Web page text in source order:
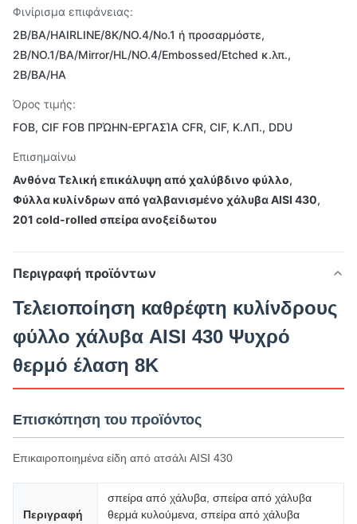
Φινίρισμα επιφάνειας:
2B/BA/HAIRLINE/8K/NO.4/No.1 ή προσαρμόστε,
2B/NO.1/BA/Mirror/HL/NO.4/Embossed/Etched κ.λπ.,
2B/BA/HA
Όρος τιμής:
FOB, CIF FOB ΠΡΏΗΝ-ΕΡΓΑΣΊΑ CFR, CIF, Κ.ΛΠ., DDU
Επισημαίνω
Ανθόνα Τελική επικάλυψη από χαλύβδινο φύλλο,
Φύλλα κυλίνδρων από γαλβανισμένο χάλυβα AISI 430,
201 cold-rolled σπείρα ανοξείδωτου
Περιγραφή προϊόντων
Τελειοποίηση καθρέφτη κυλίνδρους
φύλλο χάλυβα AISI 430 Ψυχρό
θερμό έλαση 8K
Επισκόπηση του προϊόντος
Επικαιροποιημένα είδη από ατσάλι AISI 430
Περιγραφή
σπείρα από χάλυβα, σπείρα από χάλυβα
θερμά κυλούμενα, σπείρα από χάλυβα